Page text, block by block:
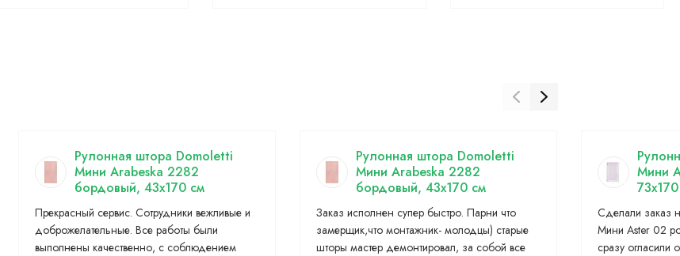
Рулонная штора Domoletti
Мини Arabeska 2282
бордовый, 43x170 см
Прекрасный сервис. Сотрудники вежливые и
доброжелательные. Все работы были
выполнены качественно, с соблюдением
Рулонная штора Domoletti
Мини Arabeska 2282
бордовый, 43x170 см
Заказ исполнен супер быстро. Парни что
замерщик,что монтажник- молодцы) старые
шторы мастер демонтировал, за собой все
Мини
Сделали заказ
Мини Aster 02
сразу огласили